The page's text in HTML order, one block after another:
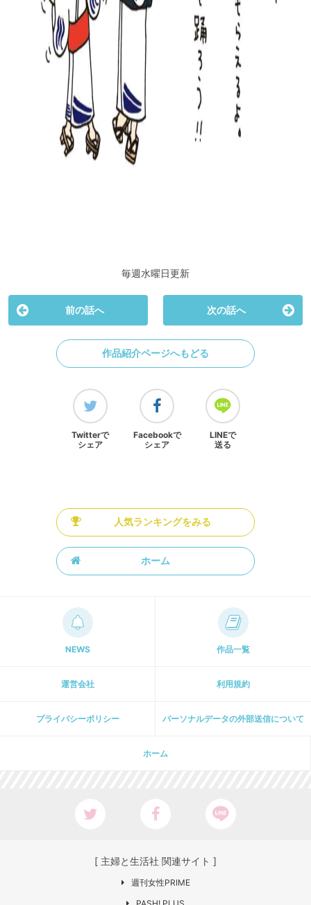
毎週水曜日更新
前の話へ 次の話へ
作品紹介ページへもどる
Twitterで
シェア
Facebookで
シェア
LINEで
送る
人気ランキングをみる
ホーム
NEWS 作品一覧
運営会社 利用規約
プライパシーポリシー パーソナルデータの外部送信について
ホーム
[ 主婦と生活社 関連サイト ]
週刊女性PRIME